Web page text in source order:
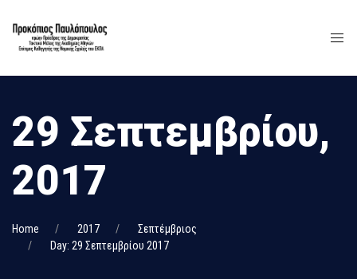
29 Σεπτεμβρίου,
2017
Home 2017
Σεπτέμβριος
Day: 29 Σεπτεμβρίου 2017